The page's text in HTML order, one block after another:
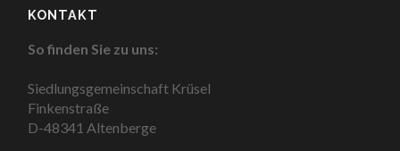
KONTAKT
So finden Sie zu uns:
Siedlungsgemeinschaft Krüsel
Finkenstraße
D-48341 Altenberge